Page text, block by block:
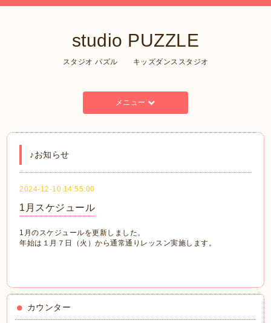
studio PUZZLE
スタジオ パズル キッズダンススタジオ
メニュー
♪お知らせ
2024-12-10 14:55:00
1月スケジュール
1月のスケジュールを更新しました。
年始は１月７日（火）から通常通りレッスン実施します。
カウンター